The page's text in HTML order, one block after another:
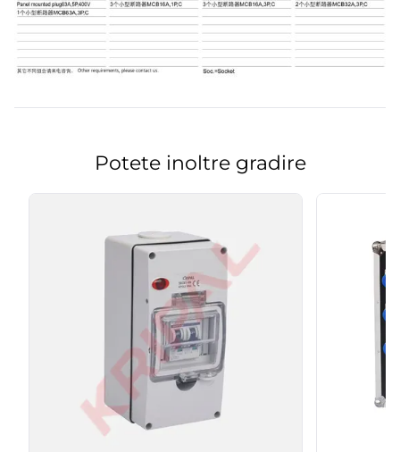
Potete inoltre gradire